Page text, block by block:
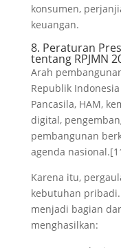
konsumen,
keuangan.
8. Peraturan
tentang RPJMN
Arah
Republik
Pancasila, HAM,
digital,
pembangunan
agenda
Karena itu,
kebutuhan
menjadi bagian
menghasilkan: